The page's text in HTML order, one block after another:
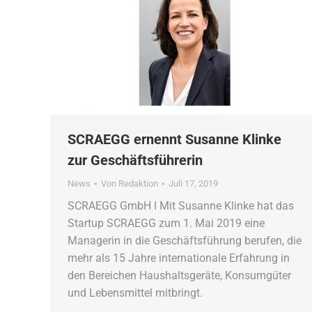
SCRAEGG ernennt Susanne Klinke
zur Geschäftsführerin
News Von Redaktion Juli 17, 2019
SCRAEGG GmbH ǀ Mit Susanne Klinke hat das
Startup SCRAEGG zum 1. Mai 2019 eine
Managerin in die Geschäftsführung berufen, die
mehr als 15 Jahre internationale Erfahrung in
den Bereichen Haushaltsgeräte, Konsumgüter
und Lebensmittel mitbringt.